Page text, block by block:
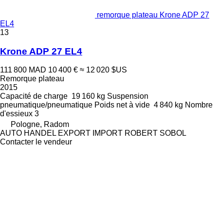
remorque plateau Krone ADP 27
EL4
13
Krone ADP 27 EL4
111 800 MAD 10 400 € ≈ 12 020 $US
Remorque plateau
2015
Capacité de charge 19 160 kg Suspension
pneumatique/pneumatique Poids net à vide 4 840 kg Nombre
d'essieux 3
Pologne, Radom
AUTO HANDEL EXPORT IMPORT ROBERT SOBOL
Contacter le vendeur